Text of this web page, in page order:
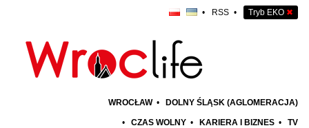
• RSS • Tryb EKO ✖
WROCŁAW • DOLNY ŚLĄSK (AGLOMERACJA)
• CZAS WOLNY • KARIERA I BIZNES • TV